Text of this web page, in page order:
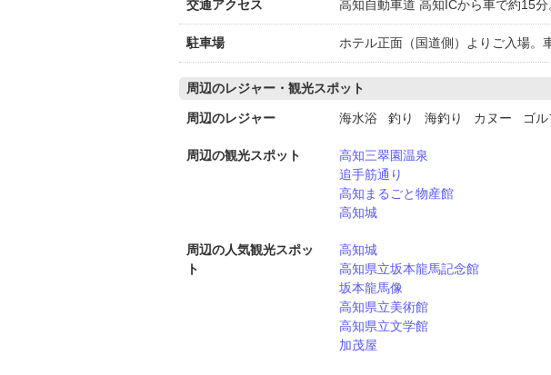
交通アクセス 高知自動車道 高知ICから車で約15
駐車場 ホテル正面（国道側）よりご入場。
周辺のレジャー・観光スポット
周辺のレジャー 海水浴 釣り 海釣り カヌー ゴ
周辺の観光スポット 高知三翠園温泉
追手筋通り
高知まるごと物産館
高知城
周辺の人気観光スポッ
ト
高知城
高知県立坂本龍馬記念館
坂本龍馬像
高知県立美術館
高知県立文学館
加茂屋